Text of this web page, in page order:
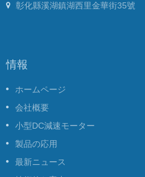
彰化縣溪湖鎮湖西里金華街35號
情報
ホームページ
会社概要
小型DC減速モーター
製品の応用
最新ニュース